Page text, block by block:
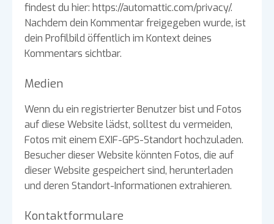
findest du hier: https://automattic.com/privacy/.
Nachdem dein Kommentar freigegeben wurde, ist
dein Profilbild öffentlich im Kontext deines
Kommentars sichtbar.
Medien
Wenn du ein registrierter Benutzer bist und Fotos
auf diese Website lädst, solltest du vermeiden,
Fotos mit einem EXIF-GPS-Standort hochzuladen.
Besucher dieser Website könnten Fotos, die auf
dieser Website gespeichert sind, herunterladen
und deren Standort-Informationen extrahieren.
Kontaktformulare